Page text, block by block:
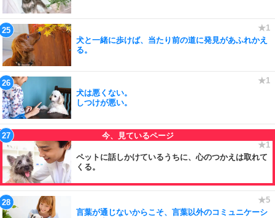
犬と一緒に歩けば、当たり前の道に発見があふれかえ
る。
犬は悪くない。
しつけが悪い。
ペットに話しかけているうちに、心のつかえは取れて
くる。
言葉が通じないからこそ、言葉以外のコミュニケーシ